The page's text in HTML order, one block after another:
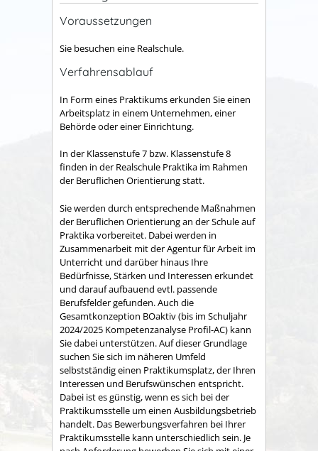
Voraussetzungen
Sie besuchen eine Realschule.
Verfahrensablauf
In Form eines Praktikums erkunden Sie einen
Arbeitsplatz in einem Unternehmen, einer
Behörde oder einer Einrichtung.
In der Klassenstufe 7 bzw. Klassenstufe 8
finden in der Realschule Praktika im Rahmen
der Beruflichen Orientierung statt.
Sie werden durch entsprechende Maßnahmen
der Beruflichen Orientierung an der Schule auf
Praktika vorbereitet. Dabei werden in
Zusammenarbeit mit der Agentur für Arbeit im
Unterricht und darüber hinaus Ihre
Bedürfnisse, Stärken und Interessen erkundet
und darauf aufbauend evtl. passende
Berufsfelder gefunden. Auch die
Gesamtkonzeption BOaktiv (bis im Schuljahr
2024/2025 Kompetenzanalyse Profil-AC) kann
Sie dabei unterstützen. Auf dieser Grundlage
suchen Sie sich im näheren Umfeld
selbstständig einen Praktikumsplatz, der Ihren
Interessen und Berufswünschen entspricht.
Dabei ist es günstig, wenn es sich bei der
Praktikumsstelle um einen Ausbildungsbetrieb
handelt. Das Bewerbungsverfahren bei Ihrer
Praktikumsstelle kann unterschiedlich sein. Je